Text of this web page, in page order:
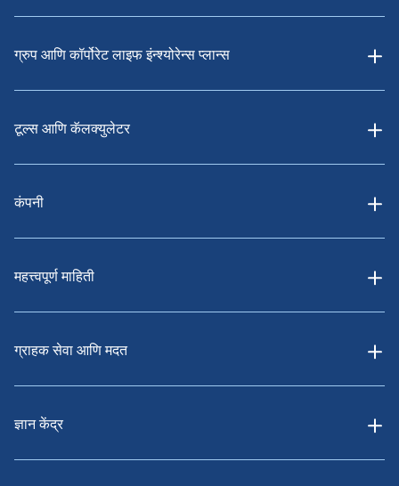
ग्रुप आणि कॉर्पोरेट लाइफ इंन्श्योरेन्स प्लान्स
टूल्स आणि कॅलक्युलेटर
कंपनी
महत्त्वपूर्ण माहिती
ग्राहक सेवा आणि मदत
ज्ञान केंद्र